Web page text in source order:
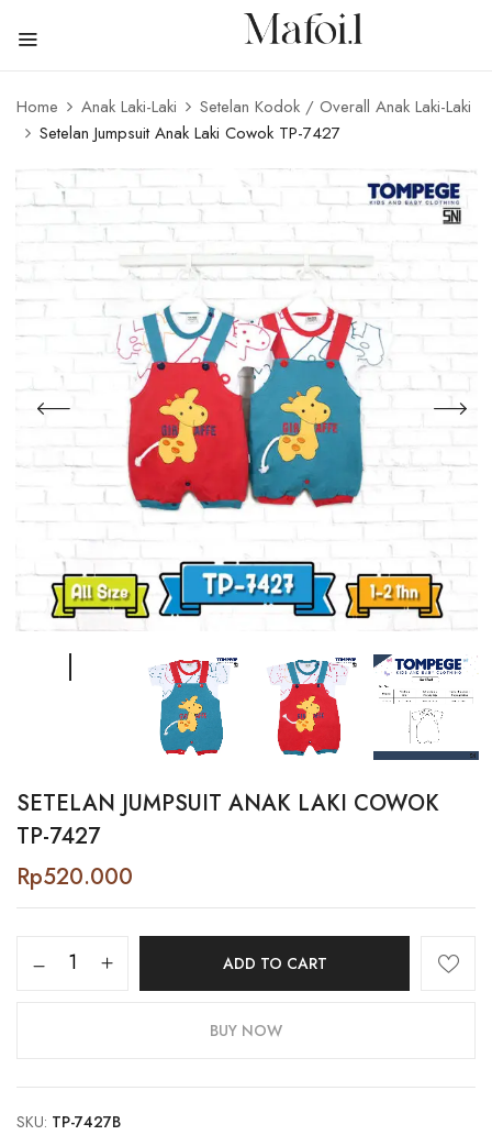
Home Anak Laki-Laki
Setelan Kodok / Overall Anak Laki-Laki
Setelan Jumpsuit Anak Laki Cowok TP-7427
SETELAN JUMPSUIT ANAK LAKI COWOK
TP-7427
Rp520.000
Jumpsuit
quantity
ADD TO CART
BUY NOW
SKU: TP-7427B